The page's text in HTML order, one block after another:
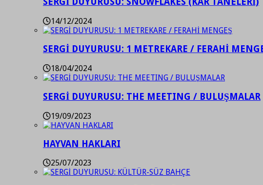
14/12/2024
SERGİ DUYURUSU: 1 METREKARE / FERAHİ
18/04/2024
SERGİ DUYURUSU: THE MEETING / BULUŞMALAR
19/09/2023
HAYVAN HAKLARI
25/07/2023